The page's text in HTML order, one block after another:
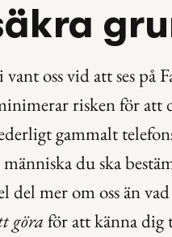
oss vid att ses på
risken för att
gammalt
du ska
del mer om oss än
göra för att känna dig